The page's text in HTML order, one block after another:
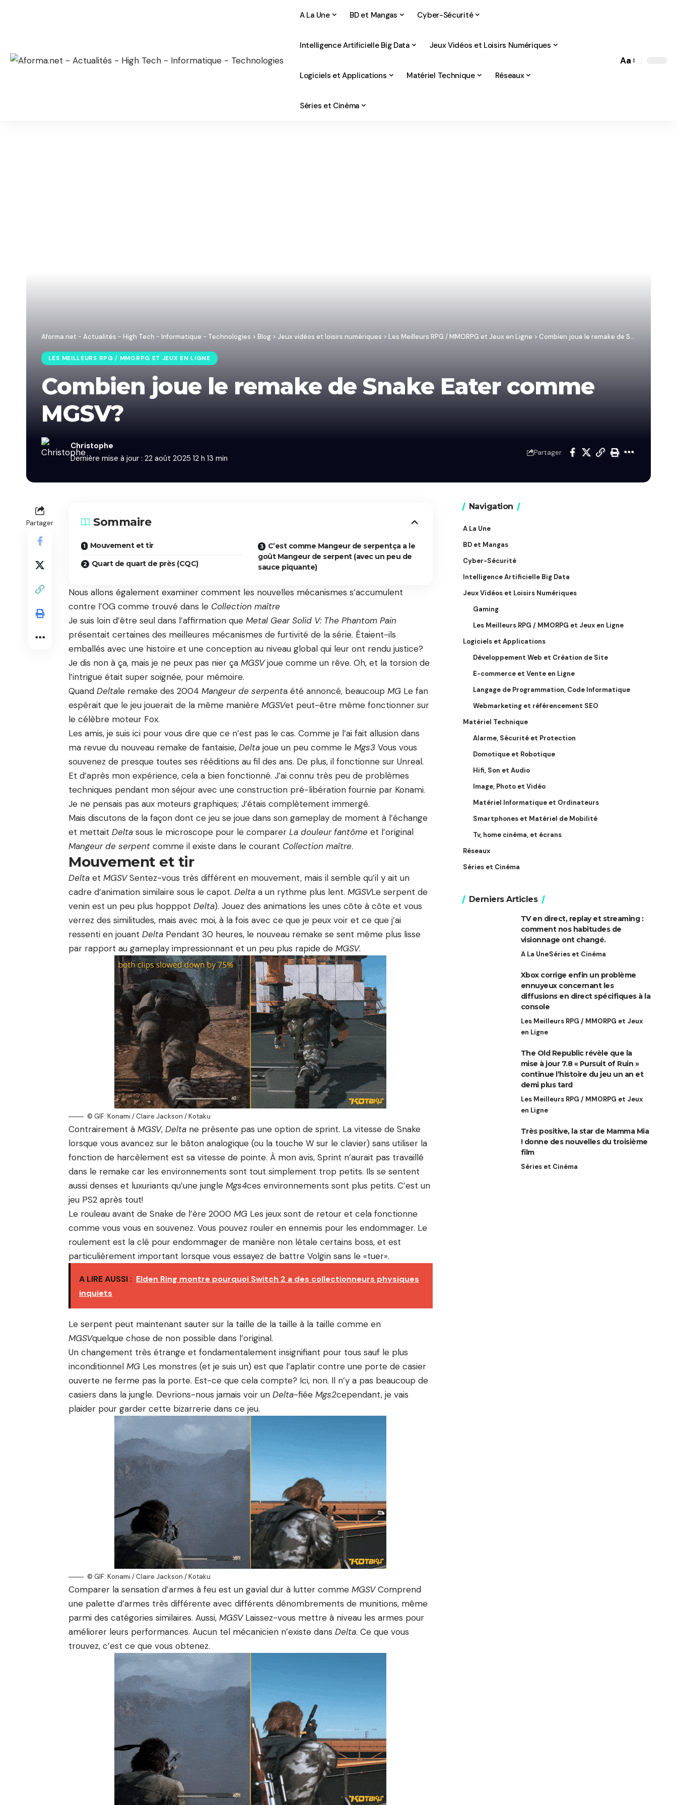
A La Une BD et Mangas Cyber-Sécurité
Intelligence Artificielle Big Data Jeux Vidéos et Loisirs Numériques
Logiciels et Applications Matériel Technique Réseaux
Séries et Cinéma
Font
Aa
Aforma.net - Actualités - High Tech - Informatique - Technologies > Blog > Jeux vidéos et loisirs numériques > Les Meilleurs RPG / MMORPG et Jeux en Ligne > Combien joue le remake de Snake Eater comme MGSV?
LES MEILLEURS RPG / MMORPG ET JEUX EN LIGNE
Combien joue le remake de Snake Eater comme
MGSV?
Dernière mise à jour : 22 août 2025 12 h 13 min
Christophe
Partager
Partager Sommaire
Mouvement et tir
Quart de quart de près (CQC)
C’est comme Mangeur de serpentça a le
goût Mangeur de serpent (avec un peu de
sauce piquante)
Nous allons également examiner comment les nouvelles mécanismes s’accumulent
contre l’OG comme trouvé dans le Collection maître
Je suis loin d’être seul dans l’affirmation que Metal Gear Solid V: The Phantom Pain
présentait certaines des meilleures mécanismes de furtivité de la série. Étaient-ils
emballés avec une histoire et une conception au niveau global qui leur ont rendu justice?
Je dis non à ça, mais je ne peux pas nier ça MGSVjoue comme un rêve. Oh, et la torsion de
l’intrigue était super soignée, pour mémoire.
Quand Deltale remake des 2004 Mangeur de serpenta été annoncé, beaucoup MG Le fan
espérait que le jeu jouerait de la même manière MGSVet peut-être même fonctionner sur
le célèbre moteur Fox.
Les amis, je suis ici pour vous dire que ce n’est pas le cas. Comme je l’ai fait allusion dans
ma revue du nouveau remake de fantaisie, Delta joue un peu comme le Mgs3 Vous vous
souvenez de presque toutes ses rééditions au fil des ans. De plus, il fonctionne sur Unreal.
Et d’après mon expérience, cela a bien fonctionné. J’ai connu très peu de problèmes
techniques pendant mon séjour avec une construction pré-libération fournie par Konami.
Je ne pensais pas aux moteurs graphiques; J’étais complètement immergé.
Mais discutons de la façon dont ce jeu se joue dans son gameplay de moment à l’échange
et mettait Delta sous le microscope pour le comparer La douleur fantôme et l’original
Mangeur de serpent comme il existe dans le courant Collection maître.
Mouvement et tir
Delta et MGSVSentez-vous très différent en mouvement, mais il semble qu’il y ait un
cadre d’animation similaire sous le capot. Delta a un rythme plus lent. MGSVLe serpent de
venin est un peu plus hopppot Delta). Jouez des animations les unes côte à côte et vous
verrez des similitudes, mais avec moi, à la fois avec ce que je peux voir et ce que j’ai
ressenti en jouant Delta Pendant 30 heures, le nouveau remake se sent même plus lisse
par rapport au gameplay impressionnant et un peu plus rapide de MGSV.
© GIF: Konami / Claire Jackson / Kotaku
Contrairement à MGSV, Delta ne présente pas une option de sprint. La vitesse de Snake
lorsque vous avancez sur le bâton analogique (ou la touche W sur le clavier) sans utiliser la
fonction de harcèlement est sa vitesse de pointe. À mon avis, Sprint n’aurait pas travaillé
dans le remake car les environnements sont tout simplement trop petits. Ils se sentent
aussi denses et luxuriants qu’une jungle Mgs4ces environnements sont plus petits. C’est un
jeu PS2 après tout!
Le rouleau avant de Snake de l’ère 2000 MG Les jeux sont de retour et cela fonctionne
comme vous vous en souvenez. Vous pouvez rouler en ennemis pour les endommager. Le
roulement est la clé pour endommager de manière non létale certains boss, et est
particulièrement important lorsque vous essayez de battre Volgin sans le «tuer».
A LIRE AUSSI : Elden Ring montre pourquoi Switch 2 a des collectionneurs physiques
inquiets
Le serpent peut maintenant sauter sur la taille de la taille à la taille comme en
MGSVquelque chose de non possible dans l’original.
Un changement très étrange et fondamentalement insignifiant pour tous sauf le plus
inconditionnel MG Les monstres (et je suis un) est que l’aplatir contre une porte de casier
ouverte ne ferme pas la porte. Est-ce que cela compte? Ici, non. Il n’y a pas beaucoup de
casiers dans la jungle. Devrions-nous jamais voir un Delta-fiée Mgs2cependant, je vais
plaider pour garder cette bizarrerie dans ce jeu.
© GIF: Konami / Claire Jackson / Kotaku
Comparer la sensation d’armes à feu est un gavial dur à lutter comme MGSVComprend
une palette d’armes très différente avec différents dénombrements de munitions, même
parmi des catégories similaires. Aussi, MGSVLaissez-vous mettre à niveau les armes pour
améliorer leurs performances. Aucun tel mécanicien n’existe dans Delta. Ce que vous
trouvez, c’est ce que vous obtenez.
Navigation
A La Une
BD et Mangas
Cyber-Sécurité
Intelligence Artificielle Big Data
Jeux Vidéos et Loisirs Numériques
Gaming
Les Meilleurs RPG / MMORPG et Jeux en Ligne
Logiciels et Applications
Développement Web et Création de Site
E-commerce et Vente en Ligne
Langage de Programmation, Code Informatique
Webmarketing et référencement SEO
Matériel Technique
Alarme, Sécurité et Protection
Domotique et Robotique
Hifi, Son et Audio
Image, Photo et Vidéo
Matériel Informatique et Ordinateurs
Smartphones et Matériel de Mobilité
Tv, home cinéma, et écrans
Réseaux
Séries et Cinéma
Derniers Articles
TV en direct, replay et streaming :
comment nos habitudes de
visionnage ont changé.
A La UneSéries et Cinéma
Xbox corrige enfin un problème
ennuyeux concernant les
diffusions en direct spécifiques à la
console
Les Meilleurs RPG / MMORPG et Jeux
en Ligne
The Old Republic révèle que la
mise à jour 7.8 « Pursuit of Ruin »
continue l’histoire du jeu un an et
demi plus tard
Les Meilleurs RPG / MMORPG et Jeux
en Ligne
Très positive, la star de Mamma Mia
! donne des nouvelles du troisième
film
Séries et Cinéma